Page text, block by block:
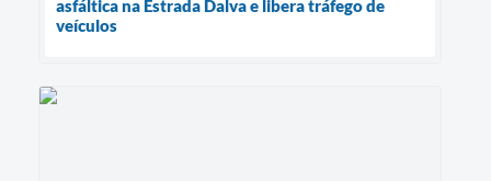
asfáltica na Estrada Dalva e libera tráfego de
veículos